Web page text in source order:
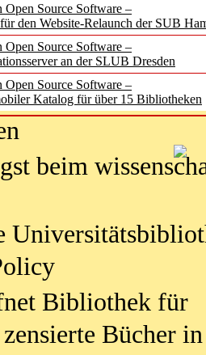
Source Software –
den Website-Relaunch der SUB
Source Software –
an der SLUB Dresden
Source Software –
Katalog für über 15 Bibliotheken
unterwegs
Social Media
beim
Bibliothek für
Bücher